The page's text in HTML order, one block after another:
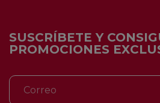
SUSCRÍBETE Y
PROMOCIONES